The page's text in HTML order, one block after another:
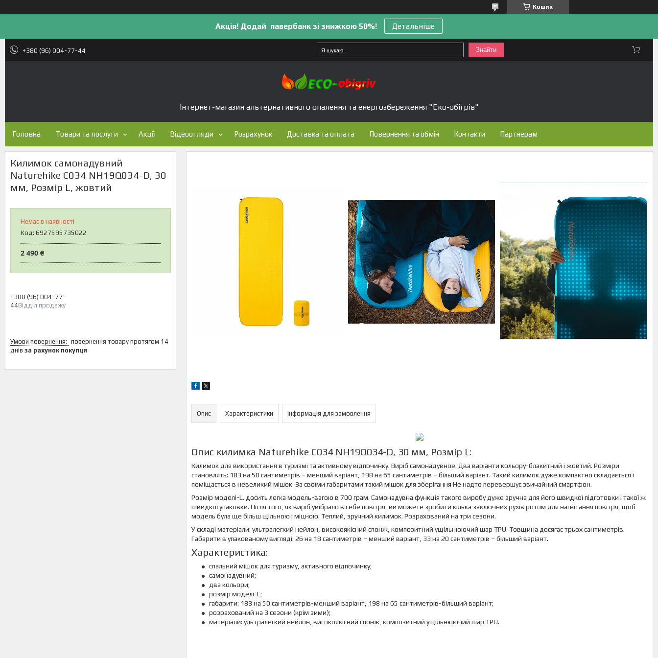
Кошик
Акція! Додай павербанк зі знижкою 50%! Детальніше
+380 (96) 004-77-44 Знайти
Інтернет-магазин альтернативного опалення та енергозбереження "Еко-обігрів"
Головна Товари та послуги Акції Відеоогляди Розрахунок Доставка та оплата Повернення та обмін Контакти Партнерам
Килимок самонадувний
Naturehike C034 NH19Q034-D, 30
мм, Розмір L, жовтий
Немає в наявності
Код: 6927595735022
2 490 ₴
+380 (96) 004-77-
44Відділ продажу
повернення товару протягом 14
днів за рахунок покупця
Опис Характеристики Інформація для замовлення
Опис килимка Naturehike C034 NH19Q034-D, 30 мм, Розмір L:
Килимок для використання в туризмі та активному відпочинку. Виріб самонадувное. Два варіанти кольору-блакитний і жовтий. Розміри
становлять: 183 на 50 сантиметрів – менший варіант, 198 на 65 сантиметрів – більший варіант. Такий килимок дуже компактно складається і
поміщається в невеликий мішок. За своїми габаритами такий мішок для зберігання Не надто перевершує звичайний смартфон.
Розмір моделі-L. досить легка модель-вагою в 700 грам. Самонадувна функція такого виробу дуже зручна для його швидкої підготовки і такої ж
швидкої упаковки. Після того, як виріб увібрало в себе повітря, ви можете зробити кілька заключних рухів ротом для нагнітання повітря, щоб
модель була ще більш щільною і міцною. Теплий, зручний килимок. Розрахований на три сезони.
У складі матеріали: ультралегкий нейлон, високоякісний спонж, композитний ущільнюючий шар TPU. Товщина досягає трьох сантиметрів.
Габарити в упакованому вигляді: 26 на 18 сантиметрів – менший варіант, 33 на 20 сантиметрів – більший варіант.
Характеристика:
спальний мішок для туризму, активного відпочинку;
самонадувний;
два кольори;
розмір моделі-L;
габарити: 183 на 50 сантиметрів-менший варіант, 198 на 65 сантиметрів-більший варіант;
розрахований на 3 сезони (крім зими);
матеріали: ультралегкий нейлон, високоякісний спонж, композитний ущільнюючий шар TPU.